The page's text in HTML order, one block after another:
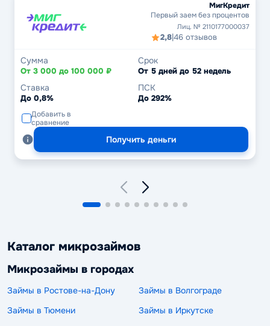
МигКредит
Первый заем без процентов
Лиц. № 2110177000037
2,8|46 отзывов
Сумма
От 3 000 до 100 000 ₽
Срок
От 5 дней до 52 недель
Ставка
До 0,8%
ПСК
До 292%
Добавить в
сравнение
Получить деньги
Каталог микрозаймов
Микрозаймы в городах
Займы в Ростове-на-Дону
Займы в Волгограде
Займы в Тюмени
Займы в Иркутске